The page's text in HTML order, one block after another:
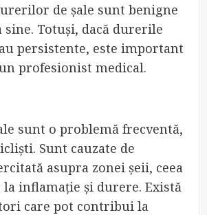
de șale sunt benigne
sine. Totuși, dacă durerile
persistente, este important
profesionist medical.
sunt o problemă frecventă,
Sunt cauzate de
asupra zonei șeii, ceea
la inflamație și durere. Există
care pot contribui la